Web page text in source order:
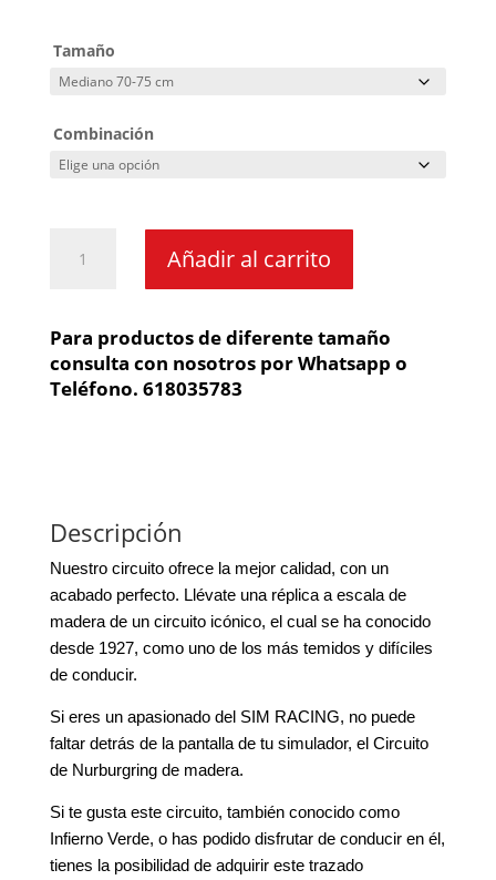
Tamaño
Combinación
Nurburgring
cantidad
Añadir al carrito
Para productos de diferente tamaño
consulta con nosotros por Whatsapp o
Teléfono. 618035783
Descripción
Nuestro circuito ofrece la mejor calidad, con un
acabado perfecto. Llévate una réplica a escala de
madera de un circuito icónico, el cual se ha conocido
desde 1927, como uno de los más temidos y difíciles
de conducir.
Si eres un apasionado del SIM RACING, no puede
faltar detrás de la pantalla de tu simulador, el Circuito
de Nurburgring de madera.
Si te gusta este circuito, también conocido como
Infierno Verde, o has podido disfrutar de conducir en él,
tienes la posibilidad de adquirir este trazado